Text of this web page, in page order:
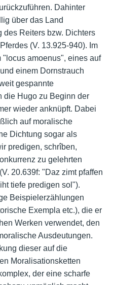
Dahinter
über das Land
des Reiters bzw. Dichters
(V. 13.925-940). Im
amoenus", eines auf
einem Dornstrauch
gespannte
die Hugo zu Beginn der
wieder anknüpft. Dabei
auf moralische
Dichtung sogar als
predigen, schrîben,
zu gelehrten
20.639f: "Daz zimt pfaffen
tiefe predigen sol").
Beispielerzählungen
Exempla etc.), die er
Werken verwendet, den
Ausdeutungen.
dieser auf die
Moralisationsketten
der eine scharfe